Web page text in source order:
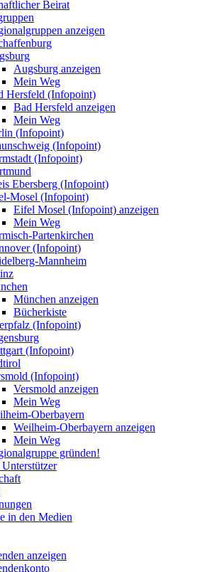
Beirat
anzeigen
Augsburg anzeigen
Mein Weg
Hersfeld (Infopoint)
Bad Hersfeld anzeigen
Mein Weg
(Infopoint)
(Infopoint)
(Infopoint)
Ebersberg (Infopoint)
Mosel (Infopoint)
Eifel Mosel (Infopoint) anzeigen
Mein Weg
Partenkirchen
(Infopoint)
Mannheim
München anzeigen
Bücherkiste
(Infopoint)
(Infopoint)
(Infopoint)
Versmold anzeigen
Mein Weg
Oberbayern
Weilheim-Oberbayern anzeigen
Mein Weg
gründen!
in den Medien
anzeigen